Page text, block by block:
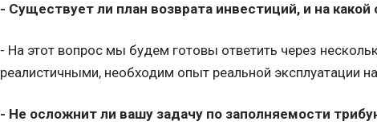
- Существует ли план возврата инвестиций, и на
- На этот вопрос мы будем готовы ответить через
реалистичными, необходим опыт реальной эксплуатации
- Не осложнит ли вашу задачу по заполняемости